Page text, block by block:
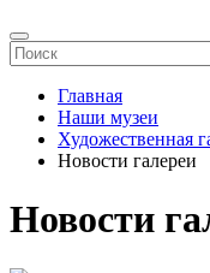
Главная
Наши музеи
Художественная
Новости галереи
Новости